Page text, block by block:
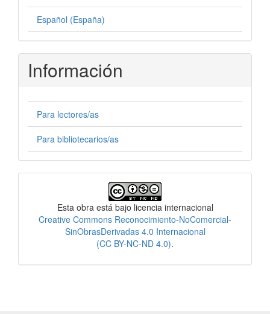
Español (España)
Información
Para lectores/as
Para bibliotecarios/as
Esta obra está bajo licencia internacional
Creative Commons Reconocimiento-NoComercial-
SinObrasDerivadas 4.0 Internacional
(CC BY-NC-ND 4.0).